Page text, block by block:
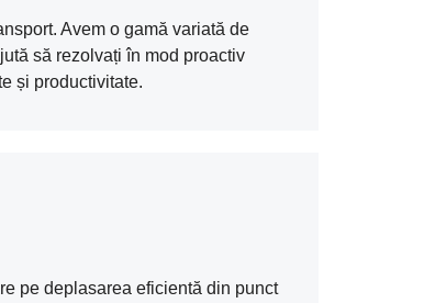
Avem o gamă variată de
să rezolvați în mod proactiv
și productivitate.
pe deplasarea eficientă din punct